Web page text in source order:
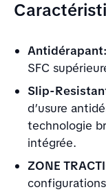
Antidérapant:
SFC
Slip-
d’usure
technologie
intégrée.
ZONE